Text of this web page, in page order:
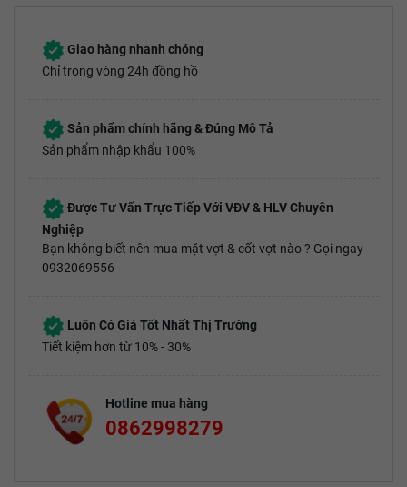
Giao hàng nhanh chóng
Chỉ trong vòng 24h đồng hồ
Sản phẩm chính hãng & Đúng Mô Tả
Sản phẩm nhập khẩu 100%
Được Tư Vấn Trực Tiếp Với VĐV & HLV Chuyên
Nghiệp
Bạn không biết nên mua mặt vợt & cốt vợt nào ? Gọi ngay
0932069556
Luôn Có Giá Tốt Nhất Thị Trường
Tiết kiệm hơn từ 10% - 30%
Hotline mua hàng
0862998279